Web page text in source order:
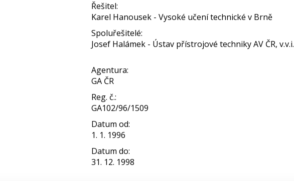
Řešitel:
Karel Hanousek - Vysoké učení technické v Brně
Spoluřešitelé:
Josef Halámek - Ústav přístrojové techniky AV ČR, v.v.i.
Agentura:
GA ČR
Reg. č.:
GA102/96/1509
Datum od:
1. 1. 1996
Datum do:
31. 12. 1998